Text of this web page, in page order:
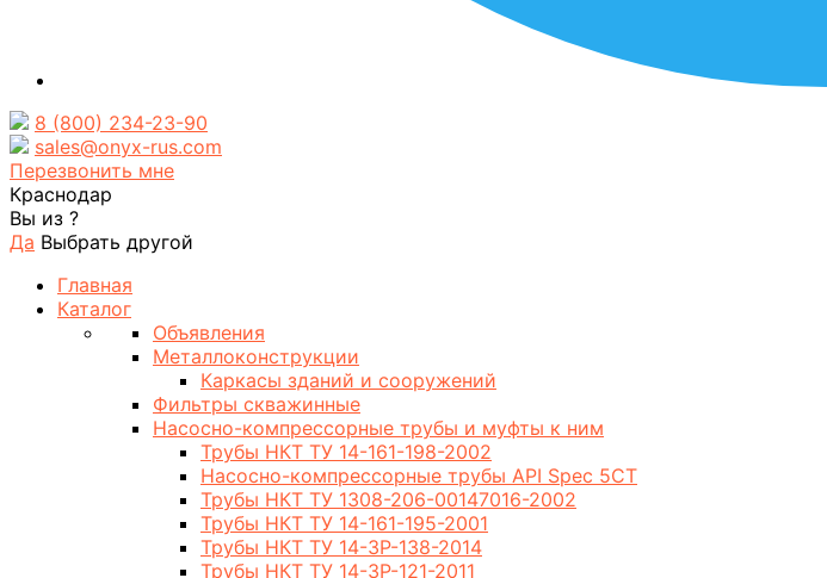
8 (800) 234-23-90
sales@onyx-rus.com
Перезвонить мне
Краснодар
Вы из ?
Да Выбрать другой
Главная
Каталог
Объявления
Металлоконструкции
Каркасы зданий и сооружений
Фильтры скважинные
Насосно-компрессорные трубы и муфты к ним
Трубы НКТ ТУ 14-161-198-2002
Насосно-компрессорные трубы API Spec 5CT
Трубы НКТ ТУ 1308-206-00147016-2002
Трубы НКТ ТУ 14-161-195-2001
Трубы НКТ ТУ 14-3Р-138-2014
Трубы НКТ ТУ 14-3Р-121-2011